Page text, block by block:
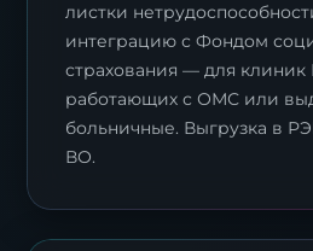
листки
интеграцию с Фондом
страхования — для
работающих с ОМС или
больничные. Выгрузка в
ВО.